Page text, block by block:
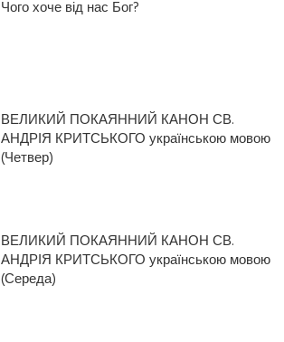
Чого хоче від нас Бог?
ВЕЛИКИЙ ПОКАЯННИЙ КАНОН СВ.
АНДРІЯ КРИТСЬКОГО українською мовою
(Четвер)
ВЕЛИКИЙ ПОКАЯННИЙ КАНОН СВ.
АНДРІЯ КРИТСЬКОГО українською мовою
(Середа)